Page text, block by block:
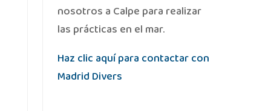
nosotros a Calpe para realizar
las prácticas en el mar.
Haz clic aquí para contactar con
Madrid Divers